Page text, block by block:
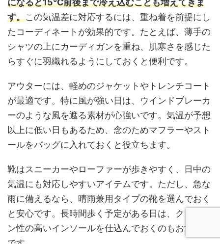
になると15℃前後まで冷え込むことも増えてきま
す。この気温差に対応するには、重ね着を前提にし
たコーディネートが効果的です。たとえば、薄手の
シャツの上にカーディガンを重ね、肌寒さを感じた
らすぐに羽織れるようにしておくと便利です。
アウターには、軽めのジャケットやトレンチコート
が最適です。特に風が強い日は、ウインドブレーカ
ーのような風を遮る素材が心強いです。気温が予想
以上に低い日もあるため、念のためマフラーやスト
ールをバッグに入れておくと役立ちます。
靴はスニーカーやローファーが歩きやすく、日中の
気温にも対応しやすいアイテムです。ただし、急な
雨に備えるなら、晴雨兼用タイプの靴を選んでおく
と安心です。長時間歩く予定がある日は、クッショ
ン性の高いインソールを仕込んでおくのもおすすめ